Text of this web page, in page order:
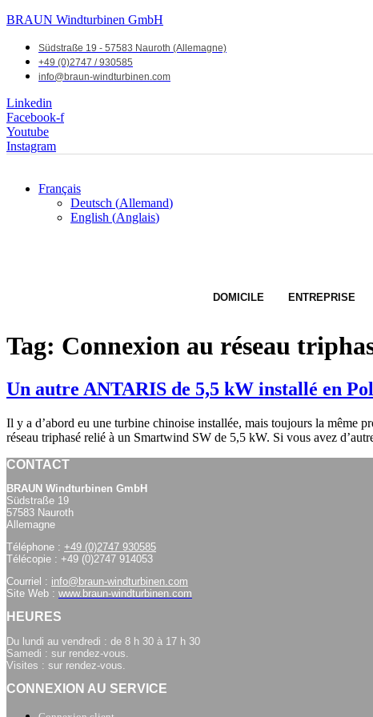
BRAUN Windturbinen GmbH
Südstraße 19 - 57583 Nauroth (Allemagne)
+49 (0)2747 / 930585
info@braun-windturbinen.com
Linkedin
Facebook-f
Youtube
Instagram
Français
Deutsch (Allemand)
English (Anglais)
DOMICILE ENTREPRISE
Tag: Connexion au réseau
Un autre ANTARIS de 5,5 kW installé en
Il y a d’abord eu une turbine chinoise installée, mais toujours la même
réseau triphasé relié à un Smartwind SW de 5,5 kW. Si vous avez
CONTACT
BRAUN Windturbinen GmbH
Südstraße 19
57583 Nauroth
Allemagne
Téléphone : +49 (0)2747 930585
Télécopie : +49 (0)2747 914053
Courriel : info@braun-windturbinen.com
Site Web : www.braun-windturbinen.com
HEURES
Du lundi au vendredi : de 8 h 30 à 17 h 30
Samedi : sur rendez-vous.
Visites : sur rendez-vous.
CONNEXION AU SERVICE